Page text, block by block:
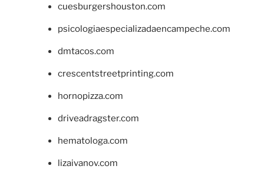
cuesburgershouston.com
psicologiaespecializadaencampeche.com
dmtacos.com
crescentstreetprinting.com
hornopizza.com
driveadragster.com
hematologa.com
lizaivanov.com